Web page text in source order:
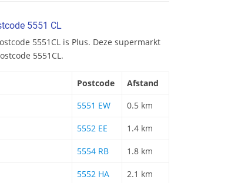
5551 CL
5551CL is Plus. Deze supermarkt
5551CL.
Postcode
Afstand
5551 EW 0.5 km
5552 EE 1.4 km
5554 RB 1.8 km
5552 HA 2.1 km